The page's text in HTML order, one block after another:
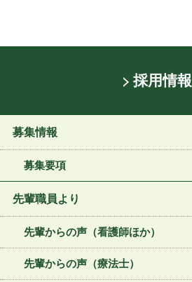
採用情報
募集情報
募集要項
先輩職員より
先輩からの声（看護師ほか）
先輩からの声（療法士）